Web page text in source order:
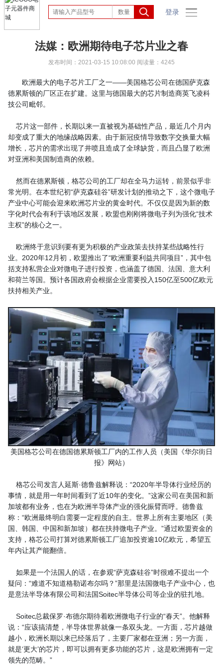
登录
法媒：欧洲期待电子芯片业之春
发布时间：2021-03-15 10:08:00 阅读量：4245
欧洲最大的电子芯片工厂之一——美国格芯公司在德国萨克森
德累斯顿的厂区正在扩建。这里与德国最大的芯片制造商英飞凌科
技公司毗邻。
芯片这一部件，长期以来一直被视为基础性产品，最近几个月内
却变成了重大的地缘战略因素。由于新冠疫情导致数字交换量大幅
增长，芯片的需求出现了井喷且造成了全球缺货，而且凸显了欧洲
对亚洲和美国制造商的依赖。
然而在德累斯顿，格芯公司的工厂却在全马力运转，前景似乎非
常光明。在本世纪初“萨克森硅谷”研发计划的推动之下，这个微电子
产业中心可能会迎来欧洲芯片业的黄金时代。不仅仅是因为新的数
字化时代会有利于该地区发展，欧盟也刚刚将微电子列为强化“技术
主权”的核心之一。
欧洲终于意识到要有更为积极的产业政策去扶持某些战略性行
业。2020年12月初，欧盟推出了“欧洲重要利益共同项目”，其中包
括支持私营企业对微电子进行投资，也涵盖了德国、法国、意大利
和荷兰等国。预计各国政府会根据企业需要投入150亿至500亿欧元
扶持相关产业。
美国格芯公司在德国德累斯顿工厂内的工作人员（美国《华尔街日
报》网站）
格芯公司发言人延斯·德鲁兹解释说：“2020年半导体行业经历的
事情，就是用一年时间看到了近10年的变化。”这家公司在美国和新
加坡都有业务，也在为欧洲半导体产业的强化振臂而呼。德鲁兹
称：“欧洲最终明白需要一定程度的自主。世界上所有主要地区（美
国、韩国、中国和新加坡）都在扶持微电子产业。”通过欧盟资金的
支持，格芯公司打算对德累斯顿工厂追加投资逾10亿欧元，希望五
年内让其产能翻倍。
如果是一个法国人的话，在参观“萨克森硅谷”时很难不提出一个
疑问：“难道不知道格勒诺布尔吗？”那里是法国微电子产业中心，也
是意法半导体有限公司和法国Soitec半导体公司等企业的驻扎地。
Soitec总裁保罗·布德尔期待着欧洲微电子行业的“春天”。他解释
说：“应该搞清楚，半导体世界就像一条双头龙。一方面，芯片越做
越小，欧洲长期以来已经落后了，主要厂家都在亚洲；另一方面，
就是‘更大’的芯片，即可以拥有更多功能的芯片，这是欧洲拥有一定
领先的范畴。”